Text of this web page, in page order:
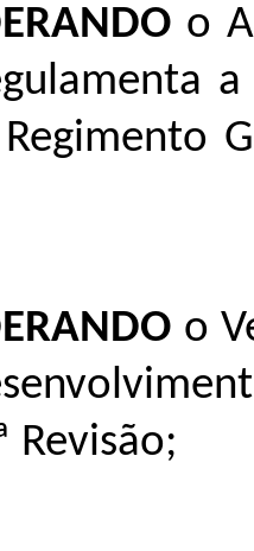
o
o
Revisão;